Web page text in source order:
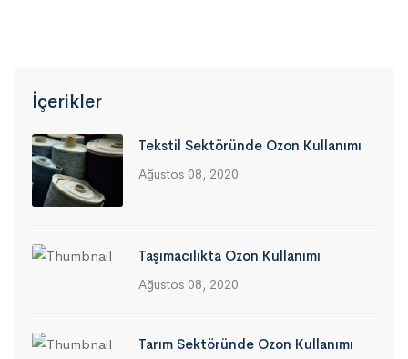
İçerikler
Tekstil Sektöründe Ozon Kullanımı
Ağustos 08, 2020
Taşımacılıkta Ozon Kullanımı
Ağustos 08, 2020
Tarım Sektöründe Ozon Kullanımı